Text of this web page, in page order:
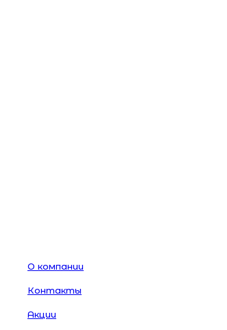
О компании
Контакты
Акции